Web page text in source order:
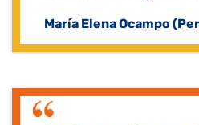
María Elena Ocampo